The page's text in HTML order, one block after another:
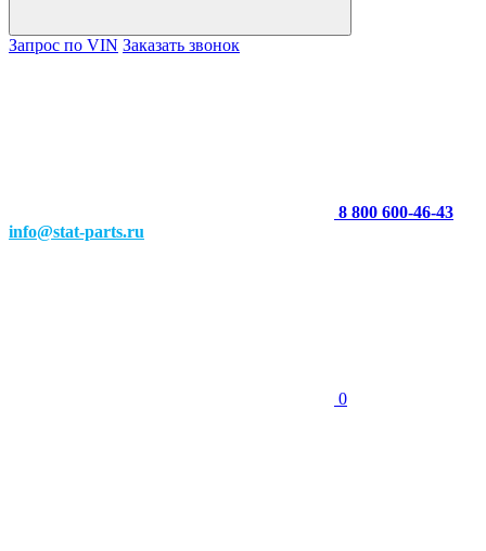
Запрос по VIN Заказать звонок
8 800 600-46-43
info@stat-parts.ru
0